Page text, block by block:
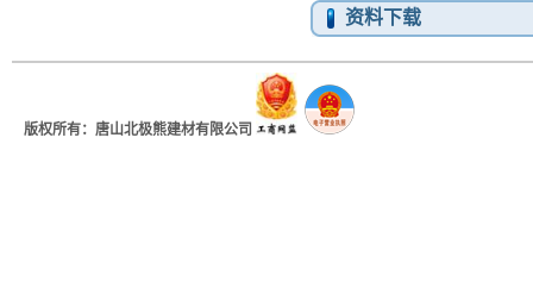
资料下载
版权所有：唐山北极熊建材有限公司